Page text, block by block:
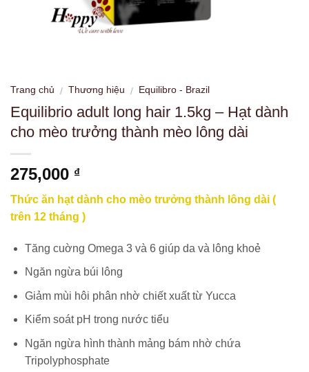
Trang chủ / Thương hiệu / Equilibro - Brazil
Equilibrio adult long hair 1.5kg – Hạt dành
cho mèo trưởng thành mèo lông dài
275,000 ₫
Thức ăn hạt dành cho mèo trưởng thành lông dài (
trên 12 tháng )
Tăng cuờng Omega 3 và 6 giúp da và lông khoẻ
Ngăn ngừa búi lông
Giảm mùi hôi phân nhờ chiết xuất từ Yucca
Kiểm soát pH trong nước tiểu
Ngăn ngừa hình thành mảng bám nhờ chứa
Tripolyphosphate